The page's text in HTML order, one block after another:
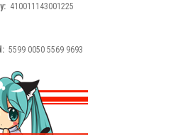
410011143001225
5599 0050 5569 9693